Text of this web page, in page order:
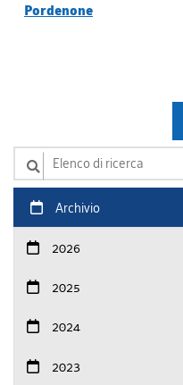
Pordenone
Elenco di ricerca
Archivio
2026
2025
2024
2023